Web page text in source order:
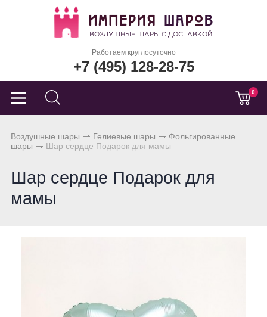
Работаем круглосуточно
+7 (495) 128-28-75
0
Воздушные шары Гелиевые шары
Фольгированные
шары
Шар сердце Подарок для мамы
Шар сердце Подарок для
мамы